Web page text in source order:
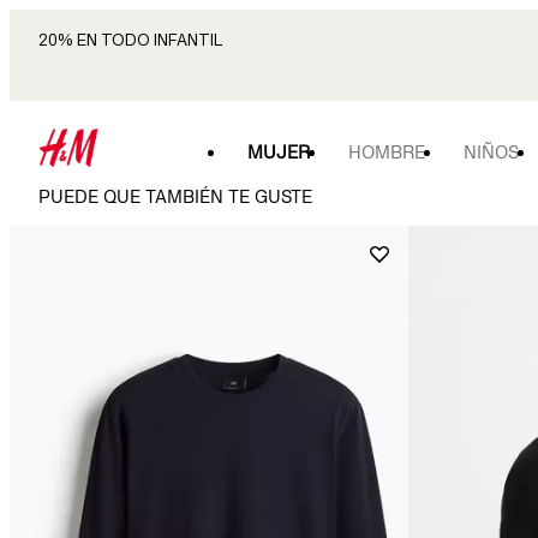
20% EN TODO INFANTIL
MUJER HOMBRE NIÑOS
PUEDE QUE TAMBIÉN TE GUSTE